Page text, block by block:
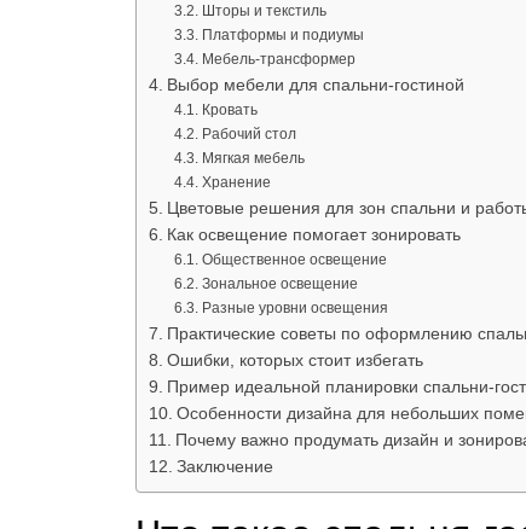
Шторы и текстиль
Платформы и подиумы
Мебель-трансформер
Выбор мебели для спальни-гостиной
Кровать
Рабочий стол
Мягкая мебель
Хранение
Цветовые решения для зон спальни и
Как освещение помогает зонировать
Общественное освещение
Зональное освещение
Разные уровни освещения
Практические советы по оформлению
Ошибки, которых стоит избегать
Пример идеальной планировки спальни-
Особенности дизайна для небольших
Почему важно продумать дизайн и
Заключение